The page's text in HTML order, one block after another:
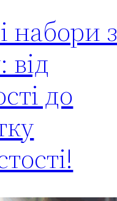
набори з
від
до